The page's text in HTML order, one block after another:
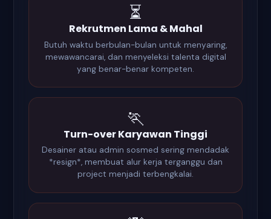
⏳
Rekrutmen Lama & Mahal
Butuh waktu berbulan-bulan untuk menyaring,
mewawancarai, dan menyeleksi talenta digital
yang benar-benar kompeten.
🏃
Turn-over Karyawan Tinggi
Desainer atau admin sosmed sering mendadak
*resign*, membuat alur kerja terganggu dan
project menjadi terbengkalai.